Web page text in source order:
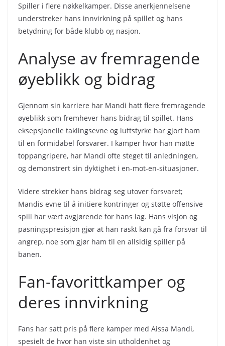
Spiller i flere nøkkelkamper. Disse anerkjennelsene
understreker hans innvirkning på spillet og hans
betydning for både klubb og nasjon.
Analyse av fremragende
øyeblikk og bidrag
Gjennom sin karriere har Mandi hatt flere fremragende
øyeblikk som fremhever hans bidrag til spillet. Hans
eksepsjonelle taklingsevne og luftstyrke har gjort ham
til en formidabel forsvarer. I kamper hvor han møtte
toppangripere, har Mandi ofte steget til anledningen,
og demonstrert sin dyktighet i en-mot-en-situasjoner.
Videre strekker hans bidrag seg utover forsvaret;
Mandis evne til å initiere kontringer og støtte offensive
spill har vært avgjørende for hans lag. Hans visjon og
pasningspresisjon gjør at han raskt kan gå fra forsvar til
angrep, noe som gjør ham til en allsidig spiller på
banen.
Fan-favorittkamper og
deres innvirkning
Fans har satt pris på flere kamper med Aissa Mandi,
spesielt de hvor han viste sin utholdenhet og